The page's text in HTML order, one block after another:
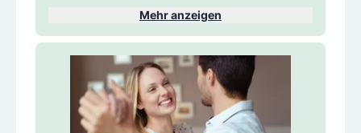
Dann meldet euch gleich bei uns!
In nur 4 Wochen lernt ihr die wichtigsten aktuellen
Gesellschafts-, Freizeit- und regionalen Tänze (u.
a. Discofox, Walzer, Boarischer, Polka, Cha-Cha-C
ha uvm)! Der ideale Einstieg für die Unentschlosse
nen unter euch.
Dauer: 4 Wochen - 4 Kursabende zu 2 UStd. (=10
5 Minuten Kursdauer/Abend)
Mehr anzeigen